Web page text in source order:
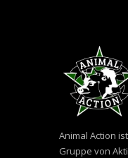
Animal Action
Gruppe von